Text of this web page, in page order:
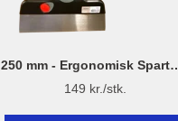
250 mm - Ergonomisk Spartel
Flügger
149 kr./stk.